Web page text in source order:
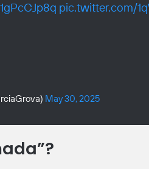
pic.twitter.com/
May 30, 2025